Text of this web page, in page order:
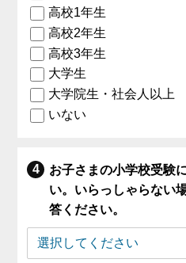
高校1年生
高校2年生
高校3年生
大学生
大学院生・社会人以上
いない
お子さまの小学校受験
い。いらっしゃらない
答ください。